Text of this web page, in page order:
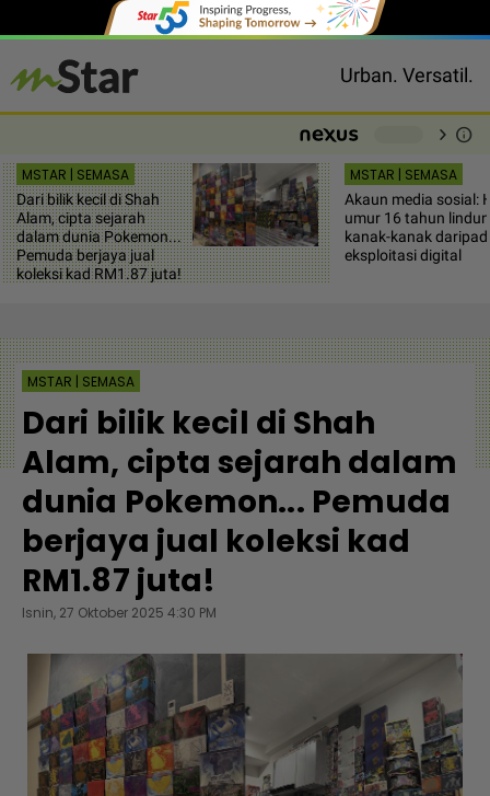
Urban. Versatil.
chevron_right info
MSTAR | SEMASA
Dari bilik kecil di Shah
Alam, cipta sejarah
dalam dunia Pokemon...
Pemuda berjaya jual
koleksi kad RM1.87 juta!
MSTAR | SEMASA
Akaun media sosial:
umur 16 tahun
kanak-kanak
eksploitasi digital
MSTAR | SEMASA
Dari bilik kecil di Shah
Alam, cipta sejarah dalam
dunia Pokemon... Pemuda
berjaya jual koleksi kad
RM1.87 juta!
Isnin, 27 Oktober 2025 4:30 PM